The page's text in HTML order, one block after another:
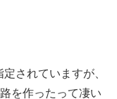
されていますが、
を作ったって凄い